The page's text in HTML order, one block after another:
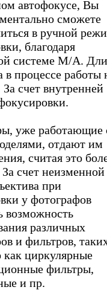
автофокусе, Вы
сможете
в ручной
благодаря
системе М/А.
в процессе работы
За счет внутренней
уже работающие
отдают им
считая это
счет неизменной
при
у фотографов
возможность
различных
и фильтров,
циркулярные
фильтры,
и пр.